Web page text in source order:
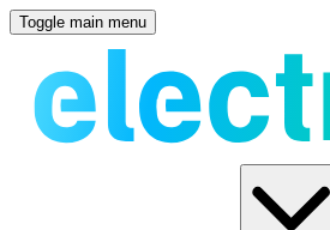
Toggle main menu